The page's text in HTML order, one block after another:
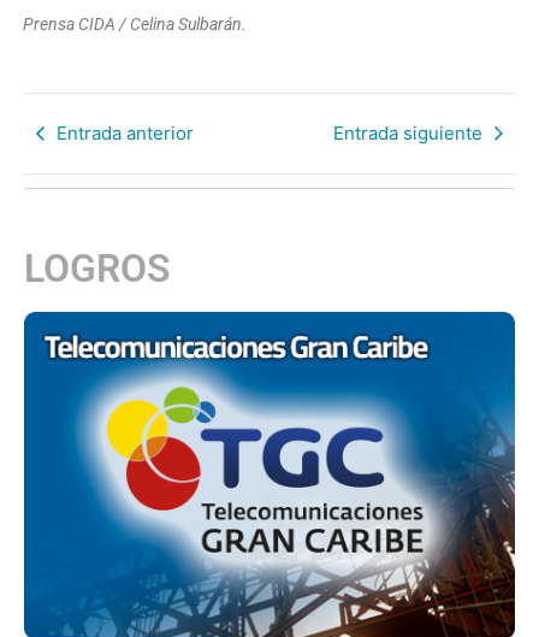
Prensa CIDA / Celina Sulbarán.
Entrada anterior Entrada siguiente
LOGROS